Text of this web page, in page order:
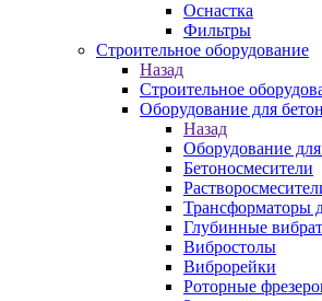
Оснастка
Фильтры
Строительное оборудование
Назад
Строительное
Оборудование для
Назад
Оборудование
Бетоносмесители
Трансформаторы
Глубинные
Вибростолы
Виброрейки
Роторные